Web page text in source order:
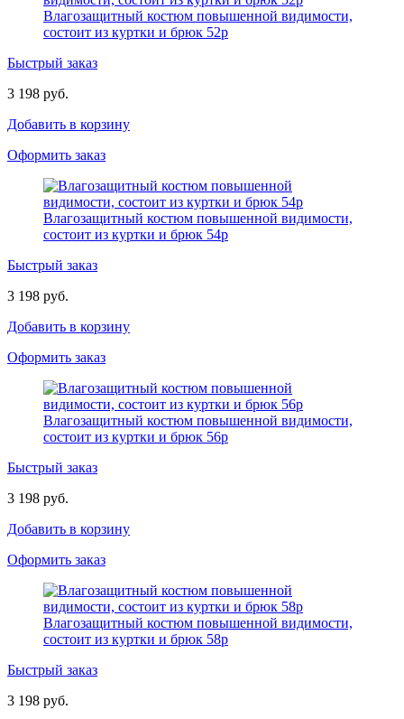
Влагозащитный костюм повышенной видимости,
состоит из куртки и брюк 52р
Быстрый заказ
3 198 руб.
Добавить в корзину
Оформить заказ
Влагозащитный костюм повышенной видимости,
состоит из куртки и брюк 54р
Быстрый заказ
3 198 руб.
Добавить в корзину
Оформить заказ
Влагозащитный костюм повышенной видимости,
состоит из куртки и брюк 56р
Быстрый заказ
3 198 руб.
Добавить в корзину
Оформить заказ
Влагозащитный костюм повышенной видимости,
состоит из куртки и брюк 58р
Быстрый заказ
3 198 руб.